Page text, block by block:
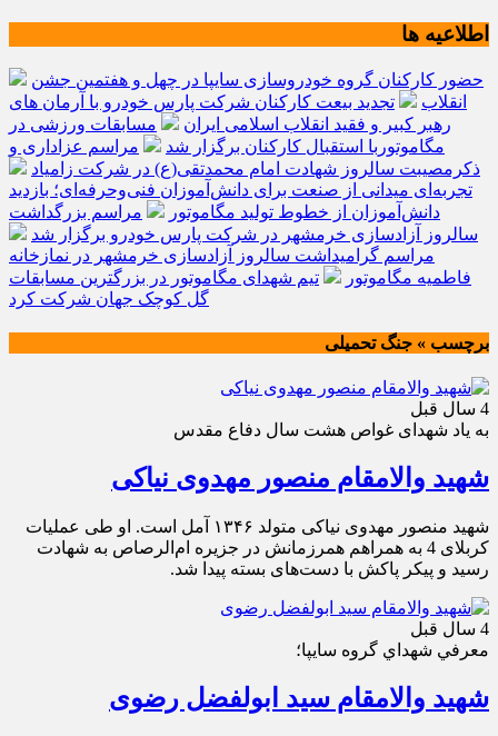
اطلاعیه ها
حضور کارکنان گروه خودروسازی سایپا در چهل و هفتمین جشن
انقلاب
تجدید بیعت کارکنان شرکت پارس خودرو با آرمان های
رهبر کبیر و فقید انقلاب اسلامی ایران
مسابقات ورزشی در
مگاموتوربا استقبال کارکنان برگزار شد
مراسم عزاداری و
ذکرمصیبت سالروز شهادت امام محمدتقی(ع) در شرکت زامیاد
تجربه‌ای میدانی از صنعت برای دانش‌آموزان فنی‌وحرفه‌ای؛ بازدید
دانش‌آموزان از خطوط تولید مگاموتور
مراسم بزرگداشت
سالروز آزادسازی خرمشهر در شرکت پارس خودرو برگزار شد
مراسم گرامیداشت سالروز آزادسازی خرمشهر در نمازخانه
فاطمیه مگاموتور
تیم شهدای مگاموتور در بزرگترین مسابقات
گل کوچک جهان شرکت کرد
برچسب » جنگ تحمیلی
4 سال قبل
به یاد شهدای غواص هشت سال دفاع مقدس
شهید والامقام منصور مهدوی نیاکی
شهید ﻣﻨﺼﻮﺭ ﻣﻬﺪﻭﯼ ﻧﯿﺎﮐﯽ ﻣﺘﻮﻟﺪ ۱۳۴۶ آمل است. او طی عملیات
کربلای 4 به همراهم همرزمانش در جزیره ام‌الرصاص به شهادت
رسید و پیکر پاکش با دست‌های بسته پیدا شد.
4 سال قبل
معرفي شهداي گروه سايپا؛
شهید والامقام سید ابولفضل رضوی